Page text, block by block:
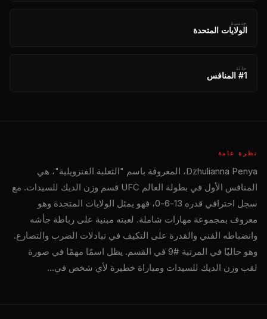
جنسية
الولايات المتحدة
حالة
#1 المنافس
نظرة عامة
Dzhulianna Penya، المعروفة باسم "الثعلبة الفنزويلية"، هي
المنافس الأول في بطولة العالم UFC قسم وزن الديك للسيدات. مع
سجل احترافي قدره 13-6-0، فهو يمثل الولايات المتحدة وهو
معروف بمجموعة مهارات شاملة. لعبته مبنية على رباطة جأشه
وانضباطه الفني والقدرة على التكيف في تبادلات الضرب والتصارع.
وهو حاليًا في المرتبة #9 في القسم. يظل اسمًا مهمًا في صورة
لقب وزن الديك للسيدات ومباراة خطيرة لأي شخص في...